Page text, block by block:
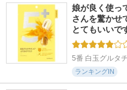
娘が良く使っ
さんを驚かせ
とてもいいで
5番 白玉グルタ
ランキングIN